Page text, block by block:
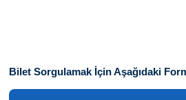
Bilet Sorgulamak İçin Aşağıdaki